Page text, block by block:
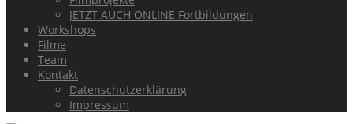
JETZT AUCH ONLINE Fortbildungen
Workshops
Filme
Team
Kontakt
Datenschutzerklärung
Impressum